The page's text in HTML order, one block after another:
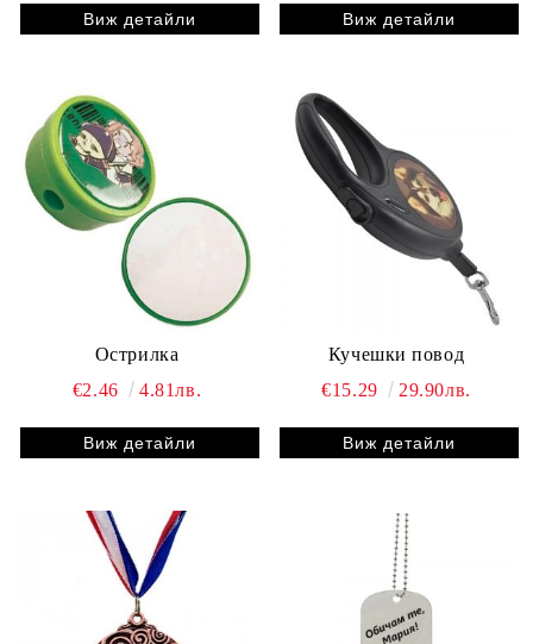
Виж детайли Виж детайли
Острилка
€2.46
4.81лв.
Виж детайли
Кучешки повод
€15.29
29.90лв.
Виж детайли